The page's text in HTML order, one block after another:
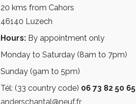
20 kms from Cahors
46140 Luzech
Hours: By appointment only
Monday to Saturday (8am to 7pm)
Sunday (9am to 5pm)
Tél: (33 country code) 06 73 82 50 65
anderschantal@neuf.fr